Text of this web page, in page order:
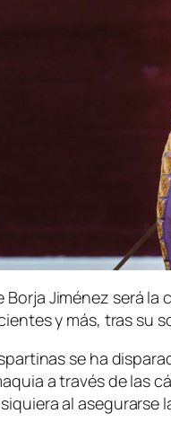
Jiménez será
y más, tras su
se ha
a través de las
al asegurarse